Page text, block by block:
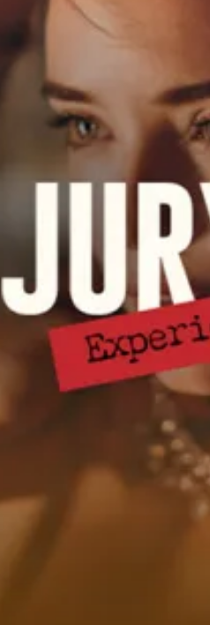
restaurantes
cine